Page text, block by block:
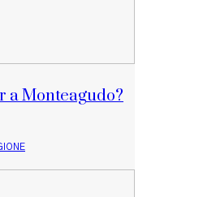
a Monteagudo?